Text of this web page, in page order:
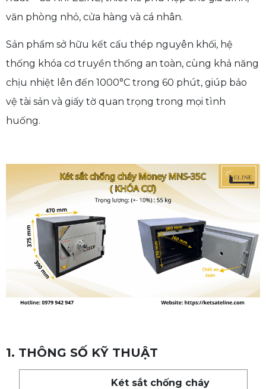
văn phòng nhỏ, cửa hàng và cá nhân.
Sản phẩm sở hữu kết cấu thép nguyên khối, hệ
thống khóa cơ truyền thống an toàn, cùng khả năng
chịu nhiệt lên đến 1000°C trong 60 phút, giúp bảo
vệ tài sản và giấy tờ quan trọng trong mọi tình
huống.
1. THÔNG SỐ KỸ THUẬT
Két sắt chống cháy